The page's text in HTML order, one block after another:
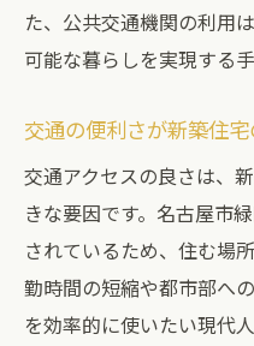
た、公共交通機関の利用
可能な暮らしを実現する
交通の便利さが新築住
交通アクセスの良さは、
きな要因です。名古屋市
されているため、住む場
勤時間の短縮や都市部へ
を効率的に使いたい現代